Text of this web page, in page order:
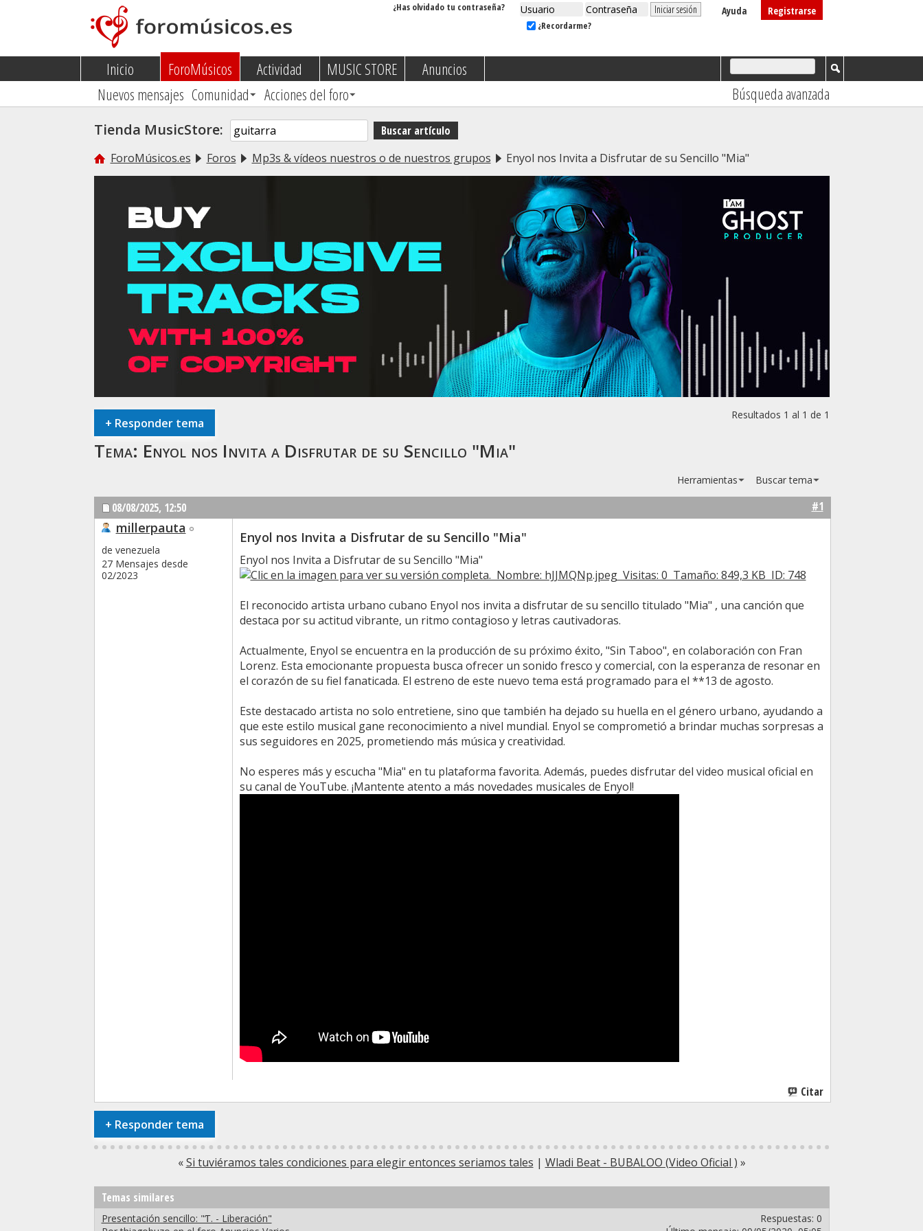
Registrarse
Ayuda
¿Recordarme?
¿Has olvidado tu contraseña?
Inicio
ForoMúsicos
Nuevos mensajes Comunidad Acciones del foro
Actividad MUSIC STORE
Anuncios
Búsqueda avanzada
Tienda MusicStore:
ForoMúsicos.es Foros Mp3s & vídeos nuestros o de nuestros grupos Enyol nos Invita a Disfrutar de su Sencillo "Mia"
+ Responder tema
Resultados 1 al 1 de 1
Tema: Enyol nos Invita a Disfrutar de su Sencillo "Mia"
Herramientas Buscar tema
08/08/2025, 12:50 #1
millerpauta
de venezuela
27 Mensajes desde
02/2023
Enyol nos Invita a Disfrutar de su Sencillo "Mia"
Enyol nos Invita a Disfrutar de su Sencillo "Mia"
El reconocido artista urbano cubano Enyol nos invita a disfrutar de su sencillo titulado "Mia" , una canción que
destaca por su actitud vibrante, un ritmo contagioso y letras cautivadoras.
Actualmente, Enyol se encuentra en la producción de su próximo éxito, "Sin Taboo", en colaboración con Fran
Lorenz. Esta emocionante propuesta busca ofrecer un sonido fresco y comercial, con la esperanza de resonar en
el corazón de su fiel fanaticada. El estreno de este nuevo tema está programado para el **13 de agosto.
Este destacado artista no solo entretiene, sino que también ha dejado su huella en el género urbano, ayudando a
que este estilo musical gane reconocimiento a nivel mundial. Enyol se comprometió a brindar muchas sorpresas a
sus seguidores en 2025, prometiendo más música y creatividad.
No esperes más y escucha "Mia" en tu plataforma favorita. Además, puedes disfrutar del video musical oficial en
su canal de YouTube. ¡Mantente atento a más novedades musicales de Enyol!
Citar
+ Responder tema
« Si tuviéramos tales condiciones para elegir entonces seriamos tales | Wladi Beat - BUBALOO (Video Oficial ) »
Temas similares
Presentación sencillo: "Ƭ. - Liberación"
Respuestas: 0